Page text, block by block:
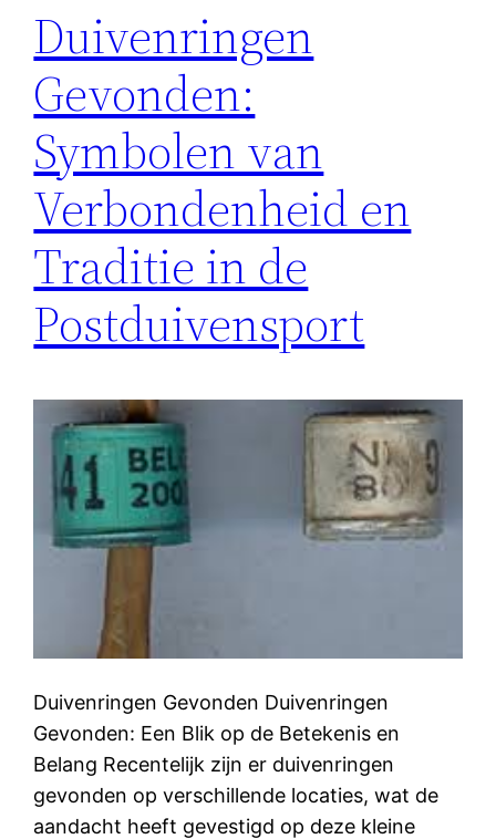
Duivenringen
Gevonden:
Symbolen van
Verbondenheid en
Traditie in de
Postduivensport
Duivenringen Gevonden Duivenringen
Gevonden: Een Blik op de Betekenis en
Belang Recentelijk zijn er duivenringen
gevonden op verschillende locaties, wat de
aandacht heeft gevestigd op deze kleine